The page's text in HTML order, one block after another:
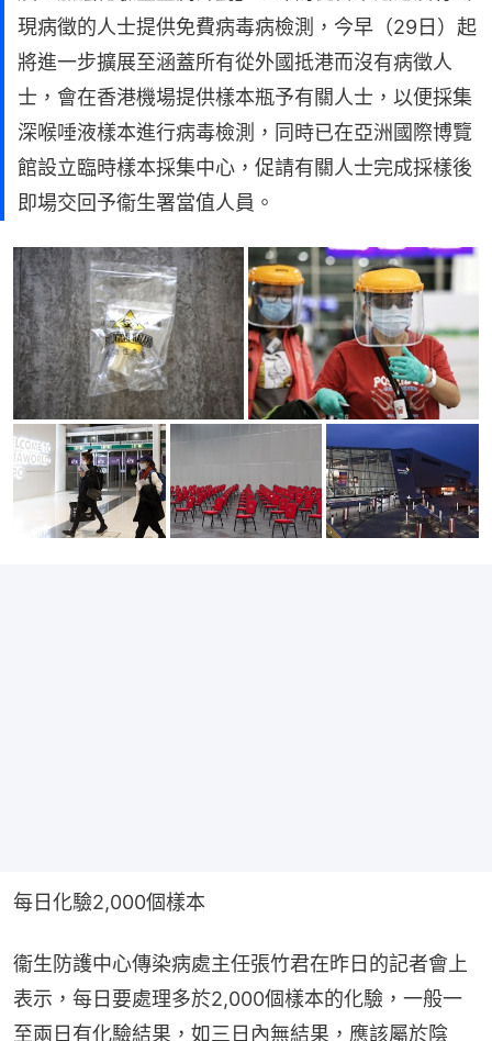
現病徵的人士提供免費病毒病檢測，今早（29日）起
將進一步擴展至涵蓋所有從外國抵港而沒有病徵人
士，會在香港機場提供樣本瓶予有關人士，以便採集
深喉唾液樣本進行病毒檢測，同時已在亞洲國際博覽
館設立臨時樣本採集中心，促請有關人士完成採樣後
即場交回予衞生署當值人員。
每日化驗2,000個樣本
衞生防護中心傳染病處主任張竹君在昨日的記者會上
表示，每日要處理多於2,000個樣本的化驗，一般一
至兩日有化驗結果，如三日內無結果，應該屬於陰